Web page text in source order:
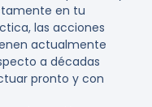
en tu
las acciones
actualmente
a décadas
pronto y con